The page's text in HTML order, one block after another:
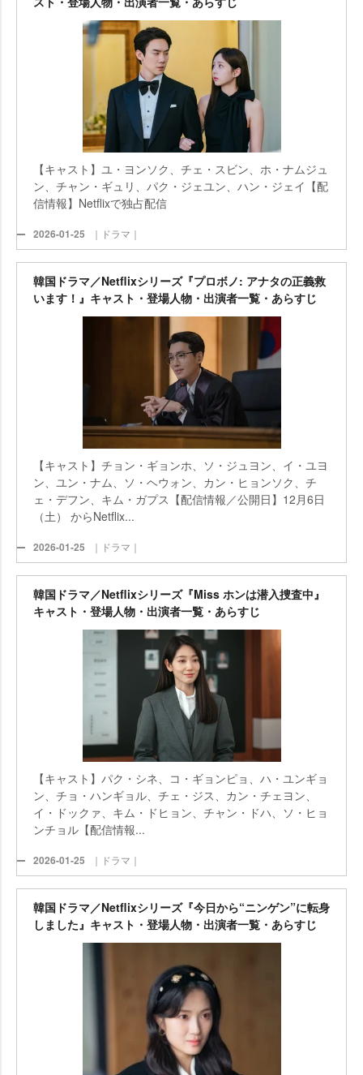
【キャスト】ユ・ヨンソク、チェ・スビン、ホ・ナムジュ
ン、チャン・ギュリ、パク・ジェユン、ハン・ジェイ【配
信情報】Netflixで独占配信
2026-01-25 ｜ドラマ｜
韓国ドラマ／Netflixシリーズ『プロボノ: アナタの正義救
います！』キャスト・登場人物・出演者一覧・あらすじ
【キャスト】チョン・ギョンホ、ソ・ジュヨン、イ・ユヨ
ン、ユン・ナム、ソ・ヘウォン、カン・ヒョンソク、チ
ェ・デフン、キム・ガプス【配信情報／公開日】12月6日
（土） からNetflix...
2026-01-25 ｜ドラマ｜
韓国ドラマ／Netflixシリーズ『Miss ホンは潜入捜査中』
キャスト・登場人物・出演者一覧・あらすじ
【キャスト】パク・シネ、コ・ギョンピョ、ハ・ユンギョ
ン、チョ・ハンギョル、チェ・ジス、カン・チェヨン、
イ・ドックァ、キム・ドヒョン、チャン・ドハ、ソ・ヒョ
ンチョル【配信情報...
2026-01-25 ｜ドラマ｜
韓国ドラマ／Netflixシリーズ『今日から“ニンゲン”に転身
しました』キャスト・登場人物・出演者一覧・あらすじ